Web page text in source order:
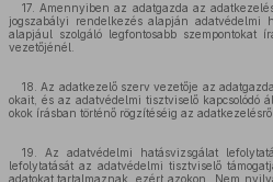
17. Amennyiben az adatgazda az
jogszabályi rendelkezés alapján adatvédelmi
alapjául szolgáló legfontosabb szempontokat
vezetőjénél.
18. Az adatkezelő szerv vezetője az
okait, és az adatvédelmi tisztviselő kapcsolódó
okok írásban történő rögzítéséig az
19. Az adatvédelmi hatásvizsgálat
lefolytatását az adatvédelmi tisztviselő
adatokat tartalmaznak, ezért azokon „Nem